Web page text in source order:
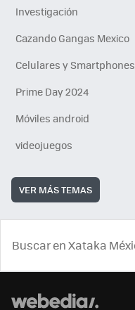
Investigación
Cazando Gangas Mexico
Celulares y Smartphones
Prime Day 2024
Móviles android
videojuegos
VER MÁS TEMAS